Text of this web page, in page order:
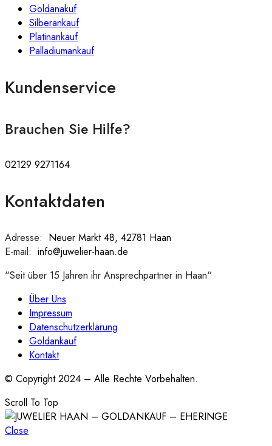
Goldanakuf
Silberankauf
Platinankauf
Palladiumankauf
Kundenservice
Brauchen Sie Hilfe?
02129 9271164
Kontaktdaten
Adresse: Neuer Markt 48, 42781 Haan
E-mail: info@juwelier-haan.de
“Seit über 15 Jahren ihr Ansprechpartner in Haan“
Über Uns
Impressum
Datenschutzerklärung
Goldankauf
Kontakt
© Copyright 2024 – Alle Rechte Vorbehalten.
Scroll To Top
Close